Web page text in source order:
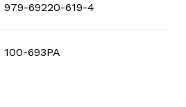
979-69220-619-4
100-693PA